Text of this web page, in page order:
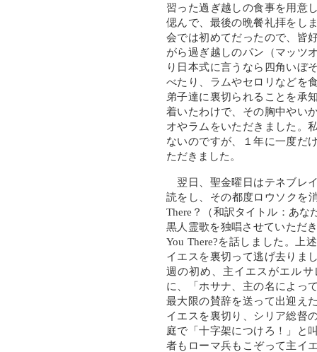
習った過ぎ越しの食事を用意
偲んで、最後の晩餐礼拝をし
会では初めてだったので、皆
がら過ぎ越しのパン（マッツ
り日本式に言うなら四角いぼ
べたり、ラムやセロリなどを
弟子達に裏切られることを承
着いたわけで、その胸中やい
オやラムをいただきました。
ないのですが、１年に一度だ
ただきました。
翌日、聖金曜日はテネブレ
読をし、その都度ロウソクを
There？（和訳タイトル：あな
黒人霊歌を独唱させていただ
You There?を話しました。上
イエスを裏切って逃げ去りま
週の初め、主イエスがエル
に、「ホサナ、主の名によっ
最大限の賛辞を送って出迎え
イエスを裏切り、シリア総督
庭で「十字架につけろ！」と
者もローマ兵もこぞって主イ